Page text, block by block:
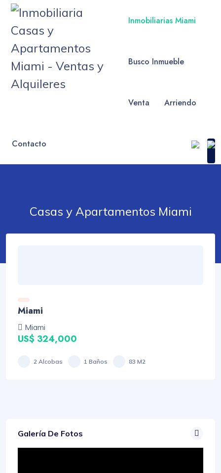
Inmobiliarias Miami
Busco Inmueble
Venta Arriendo
Contacto
Casas y Apartamentos Miami
Miami
Miami
US$ 324,000
2 Alcobas 1 Baños 83 M2
Galería De Fotos